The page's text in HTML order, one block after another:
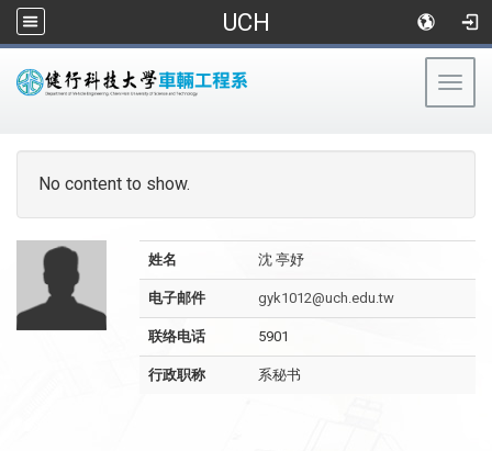
UCH
No content to show.
姓名 沈 亭妤
电子邮件 gyk1012@uch.edu.tw
联络电话 5901
行政职称 系秘书